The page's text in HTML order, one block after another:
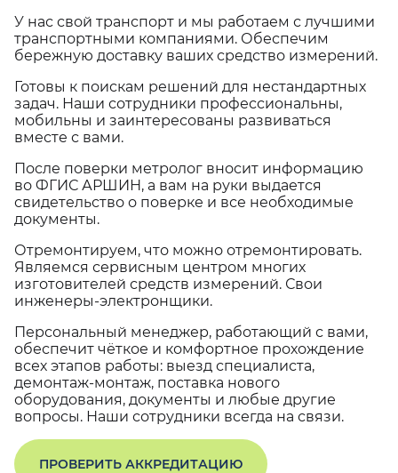
У нас свой транспорт и мы работаем с лучшими
транспортными компаниями. Обеспечим
бережную доставку ваших средство измерений.
Готовы к поискам решений для нестандартных
задач. Наши сотрудники профессиональны,
мобильны и заинтересованы развиваться
вместе с вами.
После поверки метролог вносит информацию
во ФГИС АРШИН, а вам на руки выдается
свидетельство о поверке и все необходимые
документы.
Отремонтируем, что можно отремонтировать.
Являемся сервисным центром многих
изготовителей средств измерений. Свои
инженеры-электронщики.
Персональный менеджер, работающий с вами,
обеспечит чёткое и комфортное прохождение
всех этапов работы: выезд специалиста,
демонтаж-монтаж, поставка нового
оборудования, документы и любые другие
вопросы. Наши сотрудники всегда на связи.
ПРОВЕРИТЬ АККРЕДИТАЦИЮ